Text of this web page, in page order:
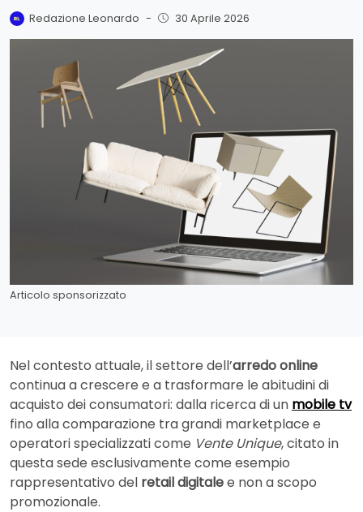
Redazione Leonardo - 30 Aprile 2026
Articolo sponsorizzato
Nel contesto attuale, il settore dell’arredo online
continua a crescere e a trasformare le abitudini di
acquisto dei consumatori: dalla ricerca di un mobile tv
fino alla comparazione tra grandi marketplace e
operatori specializzati come Vente Unique, citato in
questa sede esclusivamente come esempio
rappresentativo del retail digitalee non a scopo
promozionale.